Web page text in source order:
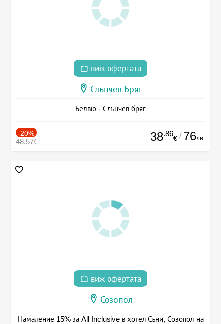
виж офертата
Слънчев Бряг
Белвю - Слънчев бряг
-20%
48.57€ 38.86
€ / 76лв.
виж офертата
Созопол
Намаление 15% за All Inclusive в хотел Съни, Созопол на